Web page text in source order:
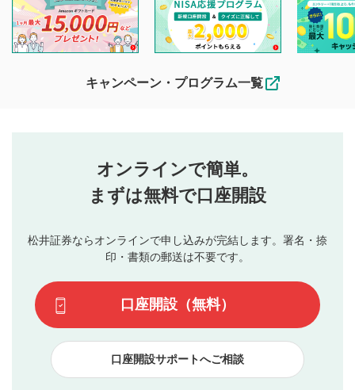
投稿するボタン
星で評価をすると投稿できます。（お名前とコメント
動画の評価
です）
投稿ができます。利用者は以下の注意事項をご理解のうえ、
閲覧および投稿を行うものとしてください。
他の利用者が動画を視聴される際の参考になるコメントをお
待ちしております。
なお、投稿をもって、本注意事項に同意されたものとみなし
行ってください。
当社は、利用者同士、もしくは利用者と第三者間のトラ
ブルによって生じた損害に対して一切の責任を負いませ
評価およびコメントは当社にて審査のうえ、掲載となり
ます。掲載されるまでに日数がかかる場合や掲載されない
てはお答えできません。各動画コンテンツへの掲載をもっ
て結果のご連絡といたします。ご了承ください。
下記の項目に該当すると判断された投稿内容は、掲載を
見合わせる場合がございます。
本動画コンテンツとは無関係の内容の投稿
他者への誹謗中傷や差別的表現投稿
キャンペーン・プログラム一覧
オンラインで簡単。
まずは無料で口座開設
松井証券ならオンラインで申し込みが完結します。署名・捺
印・書類の郵送は不要です。
口座開設（無料）
口座開設サポートへご相談